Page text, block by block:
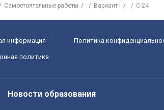
Самостоятельные работы Вариант I С-24
информация Политика
политика
Новости образования